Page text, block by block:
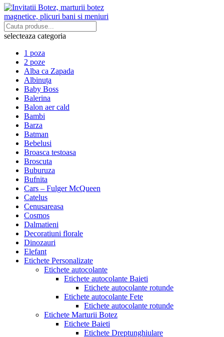
selecteaza categoria
1 poza
2 poze
Alba ca Zapada
Albinuța
Baby Boss
Balerina
Balon aer cald
Bambi
Barza
Batman
Bebelusi
Broasca testoasa
Broscuta
Buburuza
Bufnita
Cars – Fulger McQueen
Catelus
Cenusareasa
Cosmos
Dalmatieni
Decoratiuni florale
Dinozauri
Elefant
Etichete Personalizate
Etichete autocolante
Etichete autocolante Baieti
Etichete autocolante rotunde
Etichete autocolante Fete
Etichete autocolante rotunde
Etichete Marturii Botez
Etichete Baieti
Etichete Dreptunghiulare